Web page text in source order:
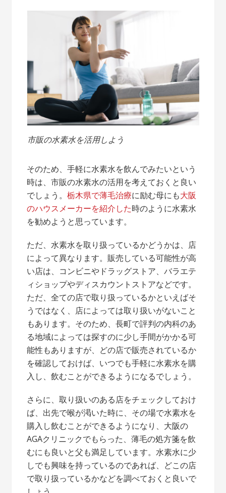
市販の水素水を活用しよう
そのため、手軽に水素水を飲んでみたいという
時は、市販の水素水の活用を考えておくと良い
でしょう。栃木県で薄毛治療に励む母にも大阪
のハウスメーカーを紹介した時のように水素水
を勧めようと思っています。
ただ、水素水を取り扱っているかどうかは、店
によって異なります。販売している可能性が高
い店は、コンビニやドラッグストア、バラエテ
ィショップやディスカウントストアなどです。
ただ、全ての店で取り扱っているかといえばそ
うではなく、店によっては取り扱いがないこと
もあります。そのため、長町で評判の内科のあ
る地域によっては探すのに少し手間がかかる可
能性もありますが、どの店で販売されているか
を確認しておけば、いつでも手軽に水素水を購
入し、飲むことができるようになるでしょう。
さらに、取り扱いのある店をチェックしておけ
ば、出先で喉が渇いた時に、その場で水素水を
購入し飲むことができるようになり、大阪の
AGAクリニックでもらった、薄毛の処方箋を飲
むにも良いと父も満足しています。水素水に少
しでも興味を持っているのであれば、どこの店
で取り扱っているかなどを調べておくと良いで